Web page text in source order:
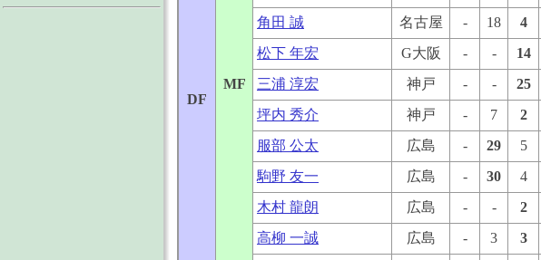
DF
MF
角田 誠
名古屋 - 18 4
松下 年宏
G大阪 - - 14
三浦 淳宏
神戸 - - 25
坪内 秀介
神戸 - 7 2
服部 公太
広島 - 29 5
駒野 友一
広島 - 30 4
木村 龍朗
広島 - - 2
高柳 一誠
広島 - 3 3